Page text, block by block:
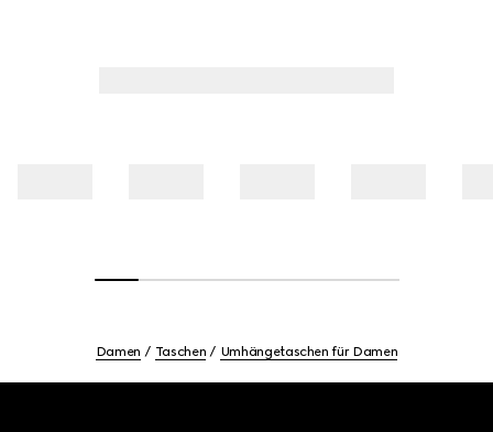
Damen Taschen Umhängetaschen für Damen